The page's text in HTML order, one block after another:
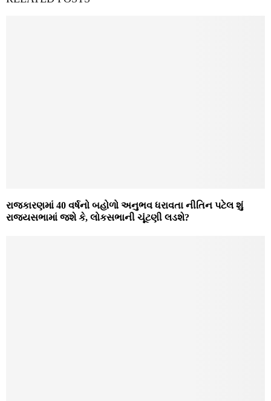
રાજકારણમાં 40 વર્ષનો બહોળો અનુભવ ધરાવતા નીતિન પટેલ શું
રાજ્યસભામાં જશે કે, લોકસભાની ચૂંટણી લડશે?